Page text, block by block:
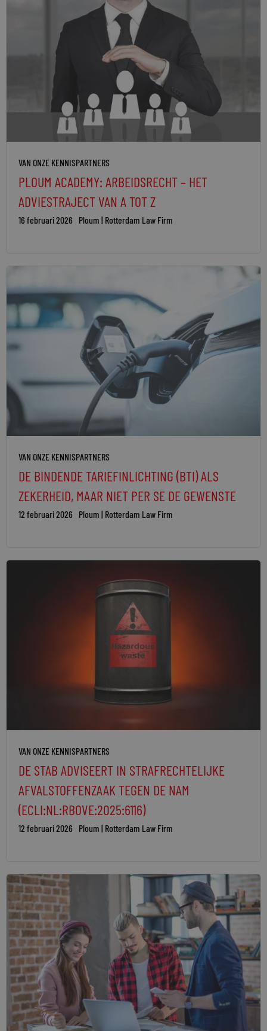
VAN ONZE KENNISPARTNERS
PLOUM ACADEMY: ARBEIDSRECHT – HET
ADVIESTRAJECT VAN A TOT Z
16 februari 2026 Ploum | Rotterdam Law Firm
VAN ONZE KENNISPARTNERS
DE BINDENDE TARIEFINLICHTING (BTI) ALS
ZEKERHEID, MAAR NIET PER SE DE GEWENSTE
12 februari 2026 Ploum | Rotterdam Law Firm
VAN ONZE KENNISPARTNERS
DE STAB ADVISEERT IN STRAFRECHTELIJKE
AFVALSTOFFENZAAK TEGEN DE NAM
(ECLI:NL:RBOVE:2025:6116)
12 februari 2026 Ploum | Rotterdam Law Firm